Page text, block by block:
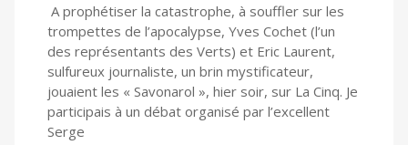
A prophétiser la catastrophe, à souffler sur les
trompettes de l’apocalypse, Yves Cochet (l’un
des représentants des Verts) et Eric Laurent,
sulfureux journaliste, un brin mystificateur,
jouaient les « Savonarol », hier soir, sur La Cinq. Je
participais à un débat organisé par l’excellent
Serge